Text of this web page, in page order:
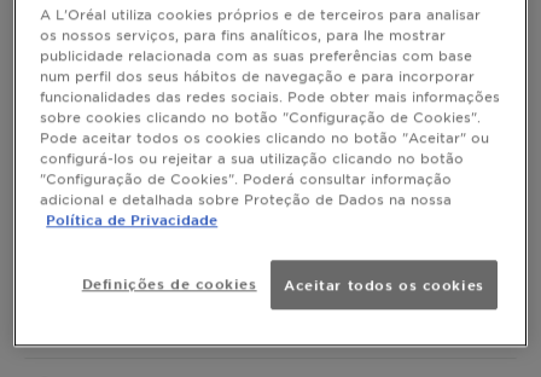
Informação do Produto
CLOSE SUBPANEL
Conselhos de aplicação
CLOSE SUBPANEL
INGREDIENTES
A L'Oréal utiliza cookies próprios e de terceiros para analisar
os nossos serviços, para fins analíticos, para lhe mostrar
publicidade relacionada com as suas preferências com base
num perfil dos seus hábitos de navegação e para incorporar
funcionalidades das redes sociais. Pode obter mais informações
sobre cookies clicando no botão "Configuração de Cookies".
Pode aceitar todos os cookies clicando no botão "Aceitar" ou
configurá-los ou rejeitar a sua utilização clicando no botão
"Configuração de Cookies". Poderá consultar informação
adicional e detalhada sobre Proteção de Dados na nossa
Política de Privacidade
Definições de cookies Aceitar todos os cookies